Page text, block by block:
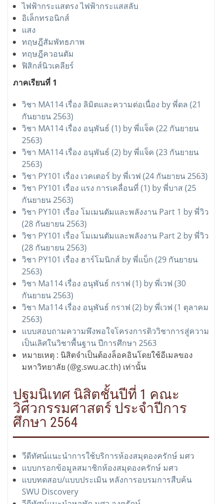
ไฟฟ้ากระแสตรง ไฟฟ้ากระแสสลับ
อิเล็กทรอนิกส์
แสง
ทฤษฎีสัมพัทธภาพ
ทฤษฎีควอนตัม
ฟิสิกส์นิวเคลียร์
ภาคเรียนที่ 1
วิชา MA114 เรื่อง ลิมิตและความต่อเนื่อง by พี่ดล (21
กันยายน 2563)
วิชา MA114 เรื่อง อนุพันธ์ (1) by พี่แจ็ค (22 กันยายน
2563)
วิชา MA114 เรื่อง อนุพันธ์ (2) by พี่แจ็ค (23 กันยายน
2563)
วิชา PY101 เรื่อง เวคเตอร์ by พี่เวฟ (24 กันยายน 2563)
วิชา PY101 เรื่อง แรง การเคลื่อนที่ (1) by พี่บาส (25
กันยายน 2563)
วิชา PY101 เรื่อง โมเมนตัมและพลังงาน Part 1 by พี่วิว
(28 กันยายน 2563)
วิชา PY101 เรื่อง โมเมนตัมและพลังงาน Part 2 by พี่วิว
(28 กันยายน 2563)
วิชา PY101 เรื่อง ฮาร์โมนิกส์ by พี่แบ็ก (29 กันยายน
2563)
วิชา Ma114 เรื่อง อนุพันธ์ กราฟ (1) by พี่เวฟ (30
กันยายน 2563)
วิชา Ma114 เรื่อง อนุพันธ์ กราฟ (2) by พี่เวฟ (1 ตุลาคม
2563)
แบบสอบถามความพึงพอใจโครงการติววิชาการสู่ความ
เป็นเลิศในวิชาพื้นฐาน ปีการศึกษา 2563
หมายเหตุ : นิสิตจำเป็นต้องล็อคอินโดยใช้อีเมลของ
มหาวิทยาลัย (@g.swu.ac.th) เท่านั้น
ปฐมนิเทศ นิสิตชั้นปีที่ 1 คณะ
วิศวกรรมศาสตร์ ประจำปีการ
ศึกษา 2564
วีดีทัศน์แนะนำการใช้บริการห้องสมุดองครักษ์ มศว
แบบกรอกข้อมูลสมาชิกห้องสมุดองครักษ์ มศว
แบบทดสอบ/แบบประเมิน หลังการอบรมการสืบค้น
SWU Discovery